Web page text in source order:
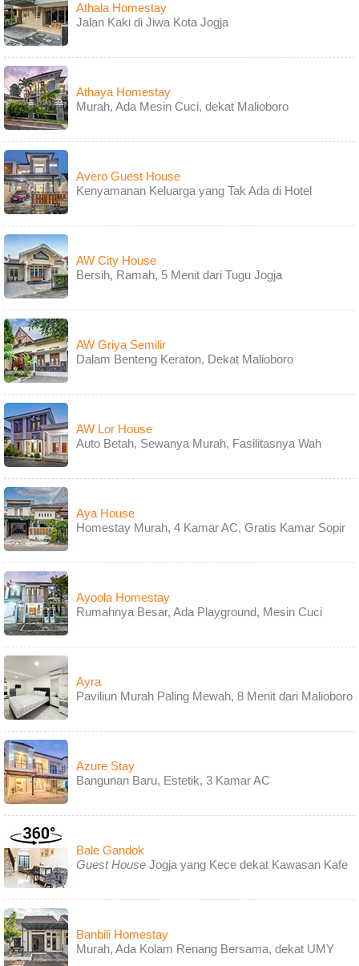
Athala Homestay
Jalan Kaki di Jiwa Kota Jogja
Athaya Homestay
Murah, Ada Mesin Cuci, dekat Malioboro
Avero Guest House
Kenyamanan Keluarga yang Tak Ada di Hotel
AW City House
Bersih, Ramah, 5 Menit dari Tugu Jogja
AW Griya Semilir
Dalam Benteng Keraton, Dekat Malioboro
AW Lor House
Auto Betah, Sewanya Murah, Fasilitasnya Wah
Aya House
Homestay Murah, 4 Kamar AC, Gratis Kamar Sopir
Ayoola Homestay
Rumahnya Besar, Ada Playground, Mesin Cuci
Ayra
Paviliun Murah Paling Mewah, 8 Menit dari Malioboro
Azure Stay
Bangunan Baru, Estetik, 3 Kamar AC
Bale Gandok
Guest House Jogja yang Kece dekat Kawasan Kafe
Banbili Homestay
Murah, Ada Kolam Renang Bersama, dekat UMY